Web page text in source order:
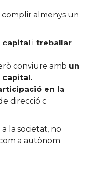
complir almenys un
capital i treballar
conviure amb un
capital.
en la
direcció o
la societat, no
a autònom